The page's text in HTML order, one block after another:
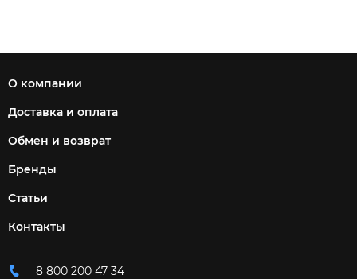
О компании
Доставка и оплата
Обмен и возврат
Бренды
Статьи
Контакты
8 800 200 47 34